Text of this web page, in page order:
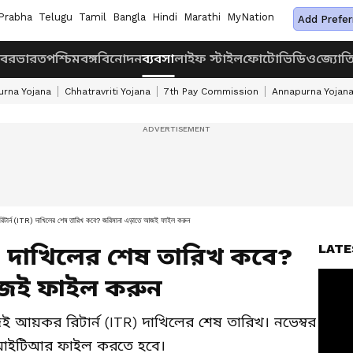
Telugu Tamil Bangla Hindi Marathi MyNation Add
ভারতপশ্চিমবঙ্গবিনোদনব্যবসালাইফ স্টাইলফোটোভিডিও
Yojana Chhatravriti Yojana 7th Pay Commission Annapurna
(ITR) দাখিলের শেষ তারিখ কবে? জরিমানা এড়াতে আজই ফাইল করুন
শেষ তারিখ কবে?
ফাইল করুন
রিটার্ন (ITR) দাখিলের শেষ তারিখ। নভেম্বর
ফাইল করতে হবে।